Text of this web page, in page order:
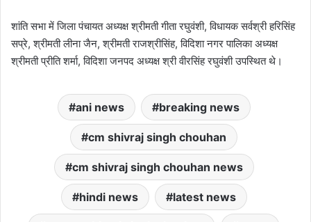
शांति सभा में जिला पंचायत अध्यक्ष श्रीमती गीता रघुवंशी, विधायक सर्वश्री हरिसिंह
सप्रे, श्रीमती लीना जैन, श्रीमती राजश्रीसिंह, विदिशा नगर पालिका अध्यक्ष
श्रीमती प्रीति शर्मा, विदिशा जनपद अध्यक्ष श्री वीरसिंह रघुवंशी उपस्थित थे।
ani news breaking news
cm shivraj singh chouhan
cm shivraj singh chouhan news
hindi news latest news